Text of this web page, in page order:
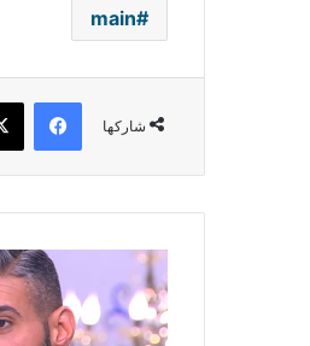
main
شاركها
بالفيديو
-
إصابة
ياسر